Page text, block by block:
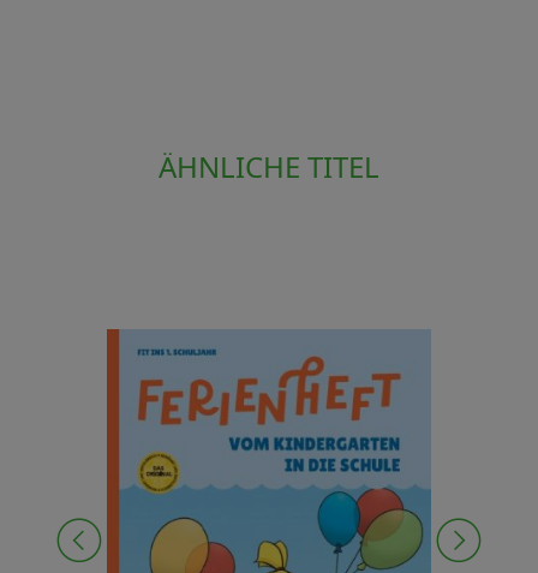
ÄHNLICHE TITEL